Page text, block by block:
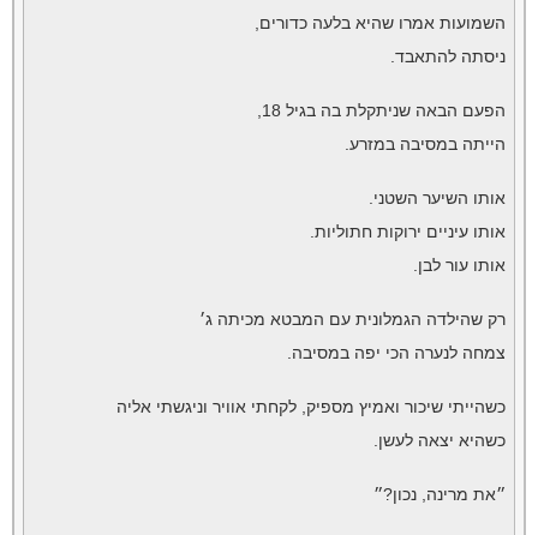
השמועות אמרו שהיא בלעה כדורים,
ניסתה להתאבד.
הפעם הבאה שניתקלת בה בגיל 18,
הייתה במסיבה במזרע.
אותו השיער השטני.
אותו עיניים ירוקות חתוליות.
אותו עור לבן.
רק שהילדה הגמלונית עם המבטא מכיתה ג׳
צמחה לנערה הכי יפה במסיבה.
כשהייתי שיכור ואמיץ מספיק, לקחתי אוויר וניגשתי אליה
כשהיא יצאה לעשן.
״את מרינה, נכון?״